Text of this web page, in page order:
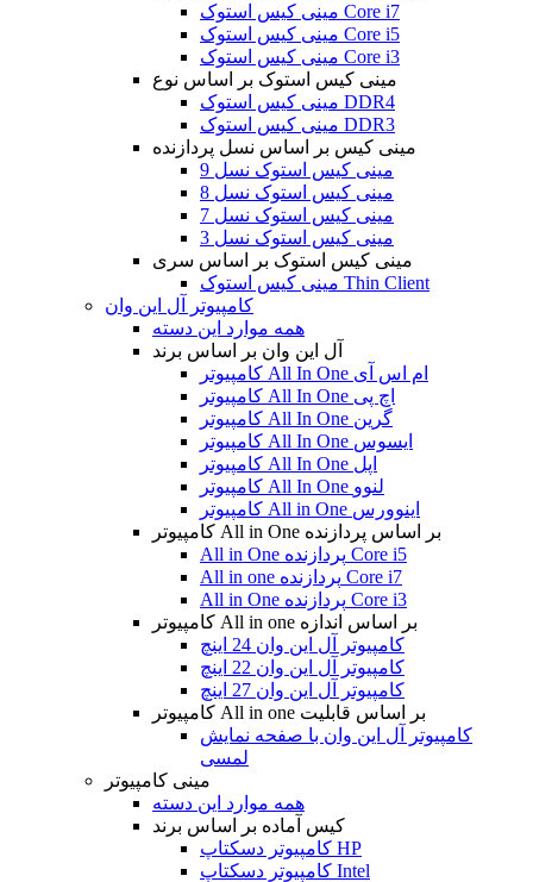
مینی کیس استوک Core i7
مینی کیس استوک Core i5
مینی کیس استوک Core i3
مینی کیس استوک بر اساس نوع
مینی کیس استوک DDR4
مینی کیس استوک DDR3
مینی کیس بر اساس نسل پردازنده
مینی کیس استوک نسل 9
مینی کیس استوک نسل 8
مینی کیس استوک نسل 7
مینی کیس استوک نسل 3
مینی کیس استوک بر اساس سری
مینی کیس استوک Thin Client
کامپیوتر آل این وان
همه موارد این دسته
آل این وان بر اساس برند
کامپیوتر All In One ام اس آی
کامپیوتر All In One اچ پی
کامپیوتر All In One گرین
کامپیوتر All In One ایسوس
کامپیوتر All In One اپل
کامپیوتر All In One لنوو
کامپیوتر All in One اینوورس
کامپیوتر All in One بر اساس پردازنده
All in One پردازنده Core i5
All in one پردازنده Core i7
All in One پردازنده Core i3
کامپیوتر All in one بر اساس اندازه
کامپیوتر آل این وان 24 اینچ
کامپیوتر آل این وان 22 اینچ
کامپیوتر آل این وان 27 اینچ
کامپیوتر All in one بر اساس قابلیت
کامپیوتر آل این وان با صفحه نمایش
لمسی
مینی کامپیوتر
همه موارد این دسته
کیس آماده بر اساس برند
کامپیوتر دسکتاپ HP
کامپیوتر دسکتاپ Intel